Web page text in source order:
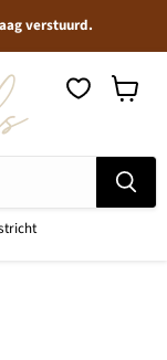
verstuurd.